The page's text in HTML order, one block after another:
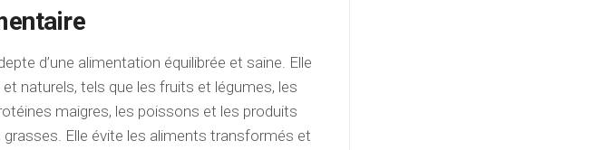
d’une alimentation équilibrée et saine. Elle
naturels, tels que les fruits et légumes, les
maigres, les poissons et les produits
Elle évite les aliments transformés et